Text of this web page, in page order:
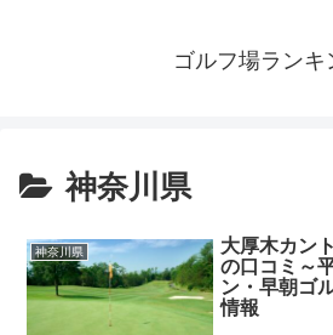
ゴルフ場ランキ
神奈川県
神奈川県
大厚木カン
の口コミ～
ン・早朝ゴ
情報